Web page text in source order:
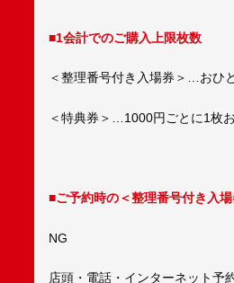
■1会計でのご購入上限枚数
＜整理番号付き入場券＞…おひ
＜特典券＞…1000円ごとに1枚
■ご予約時の＜整理番号付き入
NG
店頭・電話・インターネット予